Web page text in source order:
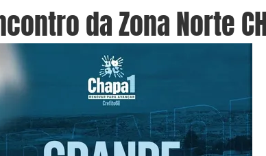
da Zona Norte